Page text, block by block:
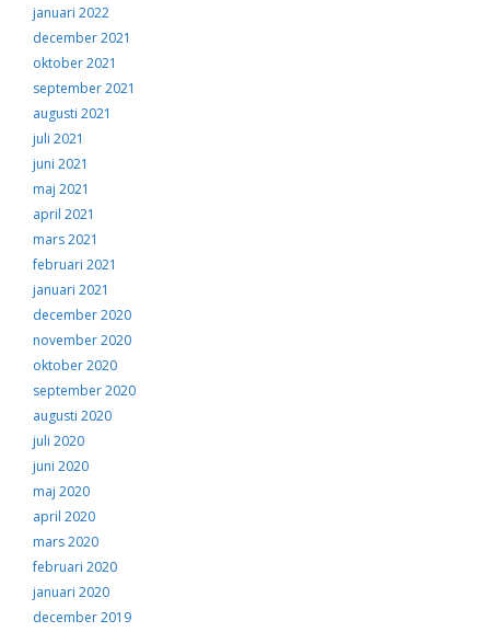
januari 2022
december 2021
oktober 2021
september 2021
augusti 2021
juli 2021
juni 2021
maj 2021
april 2021
mars 2021
februari 2021
januari 2021
december 2020
november 2020
oktober 2020
september 2020
augusti 2020
juli 2020
juni 2020
maj 2020
april 2020
mars 2020
februari 2020
januari 2020
december 2019